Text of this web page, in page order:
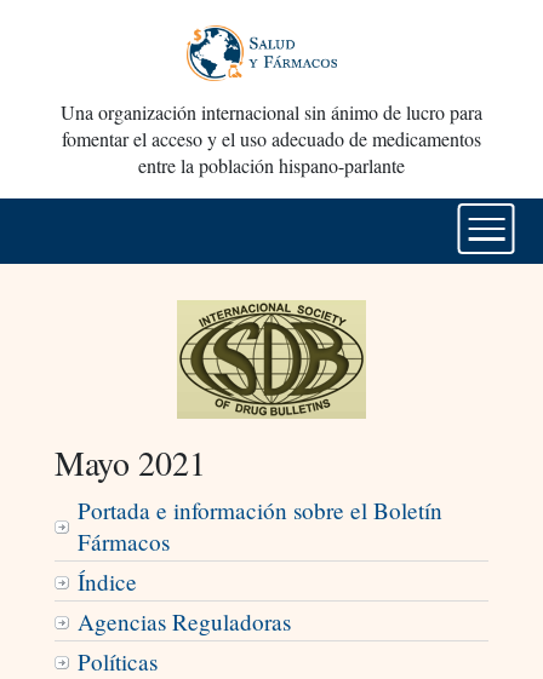
Una organización internacional sin ánimo de lucro para
fomentar el acceso y el uso adecuado de medicamentos
entre la población hispano-parlante
Mayo 2021
Portada e información sobre el Boletín
Fármacos
Índice
Agencias Reguladoras
Políticas